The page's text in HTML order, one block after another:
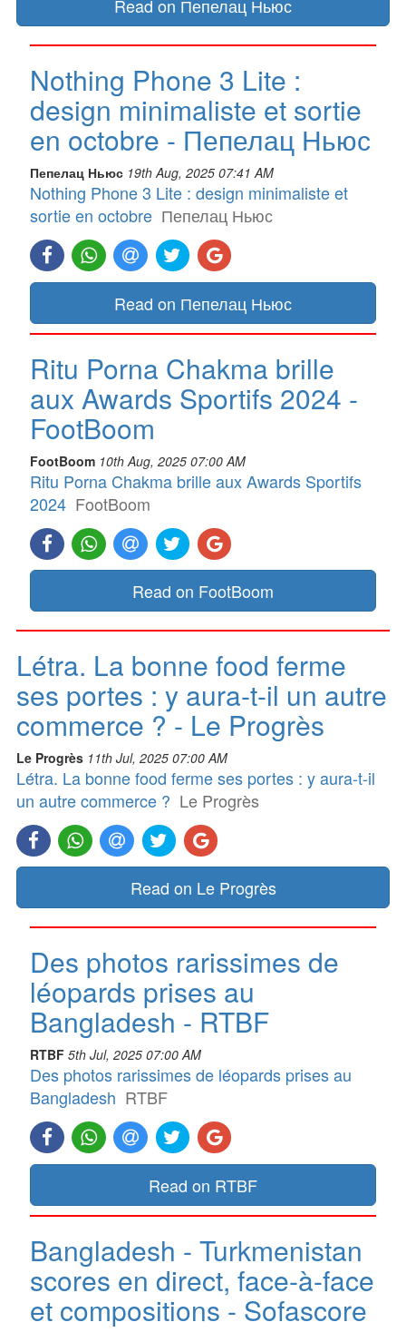
Read on Пепелац Ньюс
Nothing Phone 3 Lite :
design minimaliste et sortie
en octobre - Пепелац Ньюс
Пепелац Ньюс 19th Aug, 2025 07:41 AM
Nothing Phone 3 Lite : design minimaliste et
sortie en octobre Пепелац Ньюс
Read on Пепелац Ньюс
Ritu Porna Chakma brille
aux Awards Sportifs 2024 -
FootBoom
FootBoom 10th Aug, 2025 07:00 AM
Ritu Porna Chakma brille aux Awards Sportifs
2024 FootBoom
Read on FootBoom
Létra. La bonne food ferme
ses portes : y aura-t-il un autre
commerce ? - Le Progrès
Le Progrès 11th Jul, 2025 07:00 AM
Létra. La bonne food ferme ses portes : y aura-t-il
un autre commerce ? Le Progrès
Read on Le Progrès
Des photos rarissimes de
léopards prises au
Bangladesh - RTBF
RTBF 5th Jul, 2025 07:00 AM
Des photos rarissimes de léopards prises au
Bangladesh RTBF
Read on RTBF
Bangladesh - Turkmenistan
scores en direct, face-à-face
et compositions - Sofascore